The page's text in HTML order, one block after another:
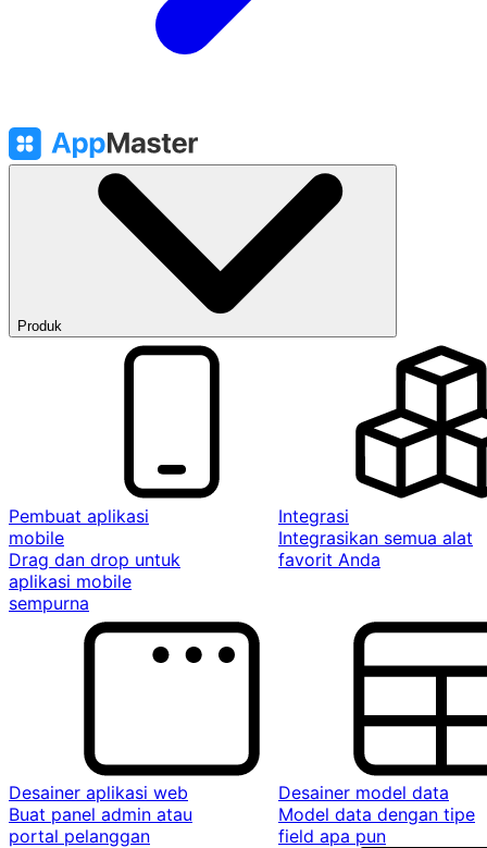
Produk
Pembuat aplikasi
mobile
Drag dan drop untuk
aplikasi mobile
sempurna
Integrasi
Integrasikan semua alat
favorit Anda
Desainer aplikasi web
Buat panel admin atau
portal pelanggan
Desainer model data
Model data dengan tipe
field apa pun